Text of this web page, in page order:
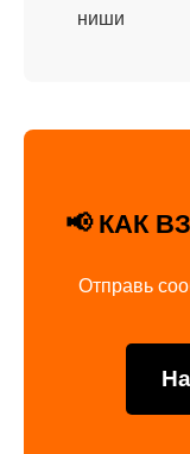
ниши
📢 КАК
Отправь